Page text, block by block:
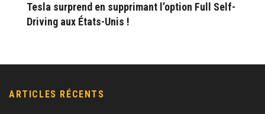
Tesla surprend en supprimant l’option Full Self-
Driving aux États-Unis !
ARTICLES RÉCENTS